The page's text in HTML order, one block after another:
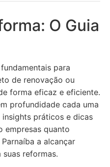
O Guia
para
de renovação ou
forma eficaz e eficiente.
profundidade cada uma
práticos e dicas
empresas quanto
a alcançar
reformas.